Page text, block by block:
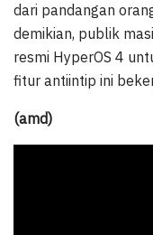
dari pandangan
demikian, publik
resmi HyperOS 4
fitur antiintip ini
(amd)